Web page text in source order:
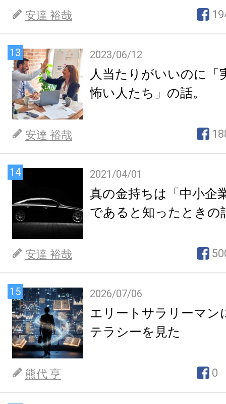
安達 裕哉
13 2023/06/12
人当たりがいいのに「
怖い人たち」の話。
安達 裕哉
14 2021/04/01
真の金持ちは「中小企
であると知ったときの
安達 裕哉
15 2026/07/06
エリートサラリーマン
テラシーを見た
熊代 亨 0